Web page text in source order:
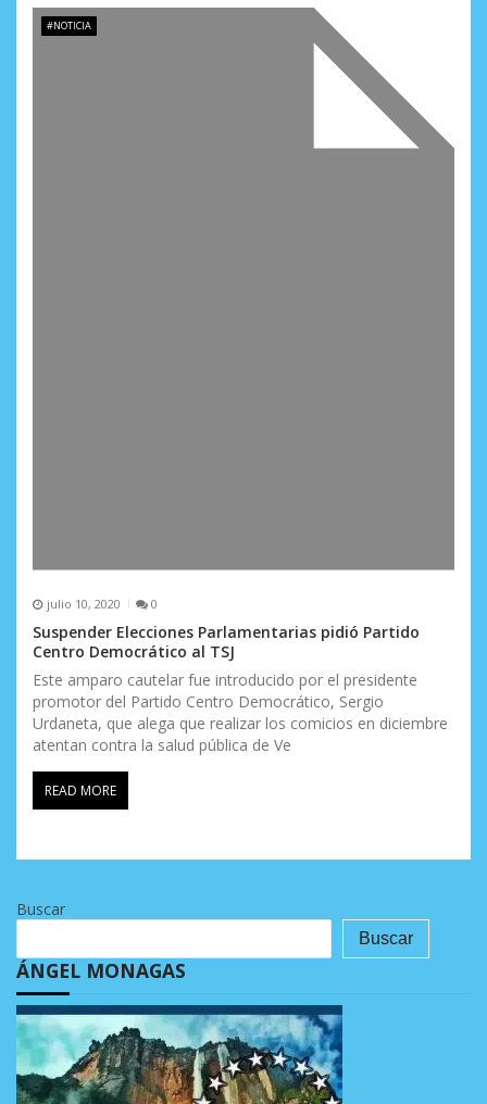
#NOTICIA
julio 10, 2020 0
Suspender Elecciones Parlamentarias pidió Partido
Centro Democrático al TSJ
Este amparo cautelar fue introducido por el presidente
promotor del Partido Centro Democrático, Sergio
Urdaneta, que alega que realizar los comicios en diciembre
atentan contra la salud pública de Ve
READ MORE
Buscar
Buscar
ÁNGEL MONAGAS